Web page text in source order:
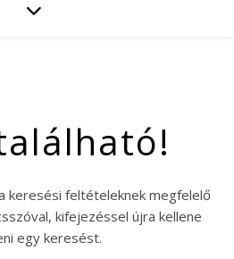
keresési feltételeknek megfelelő
kifejezéssel újra kellene
egy keresést.